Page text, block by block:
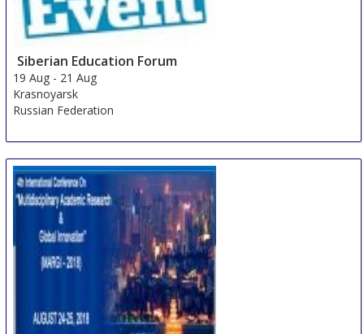
Siberian Education Forum
19 Aug - 21 Aug
Krasnoyarsk
Russian Federation